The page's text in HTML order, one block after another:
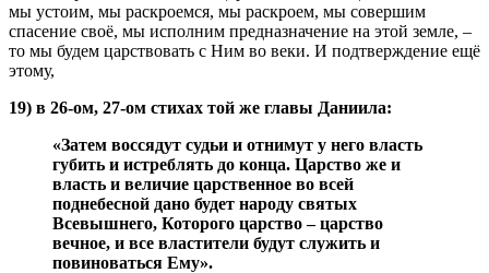
мы устоим, мы раскроемся, мы раскроем, мы совершим
спасение своё, мы исполним предназначение на этой земле, –
то мы будем царствовать с Ним во веки. И подтверждение ещё
этому,
19) в 26-ом, 27-ом стихах той же главы Даниила:
«Затем воссядут судьи и отнимут у него власть
губить и истреблять до конца. Царство же и
власть и величие царственное во всей
поднебесной дано будет народу святых
Всевышнего, Которого царство – царство
вечное, и все властители будут служить и
повиноваться Ему».